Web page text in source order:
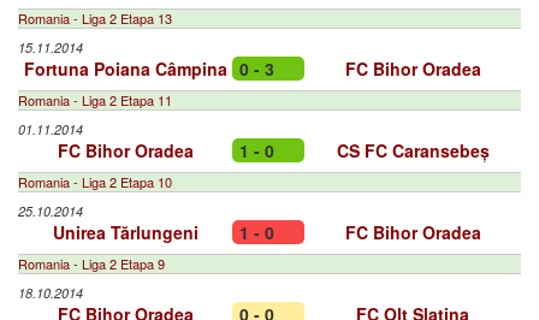
Romania - Liga 2 Etapa 13
15.11.2014
Fortuna Poiana Câmpina 0 - 3 FC Bihor Oradea
Romania - Liga 2 Etapa 11
01.11.2014
FC Bihor Oradea 1 - 0 CS FC Caransebeș
Romania - Liga 2 Etapa 10
25.10.2014
Unirea Tărlungeni 1 - 0 FC Bihor Oradea
Romania - Liga 2 Etapa 9
18.10.2014
FC Bihor Oradea 0 - 0 FC Olt Slatina